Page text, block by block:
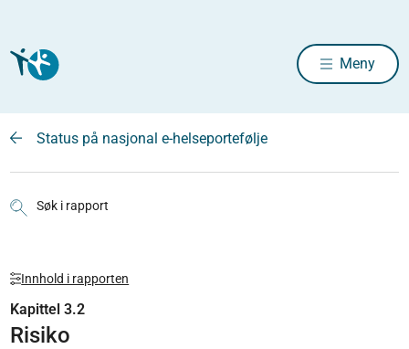
Meny
Status på nasjonal e-helseportefølje
Søk i rapport
Innhold i rapporten
Kapittel 3.2
Risiko